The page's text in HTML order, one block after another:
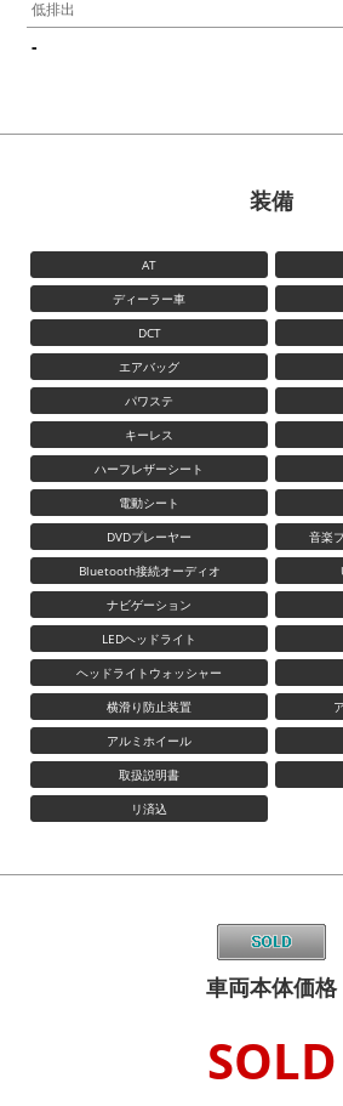
低排出
-
装備
AT
ディーラー車
DCT
エアバッグ
パワステ
キーレス
ハーフレザーシート
電動シート
DVDプレーヤー
音楽
Bluetooth接続オーディオ
ナビゲーション
LEDヘッドライト
ヘッドライトウォッシャー
横滑り防止装置
アルミホイール
取扱説明書
リ済込
車両本体価格
SOLD